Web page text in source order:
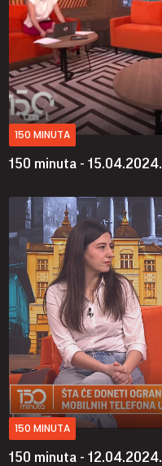
150 MINUTA
150 minuta - 15.04.2024.
150 MINUTA
150 minuta - 12.04.2024.